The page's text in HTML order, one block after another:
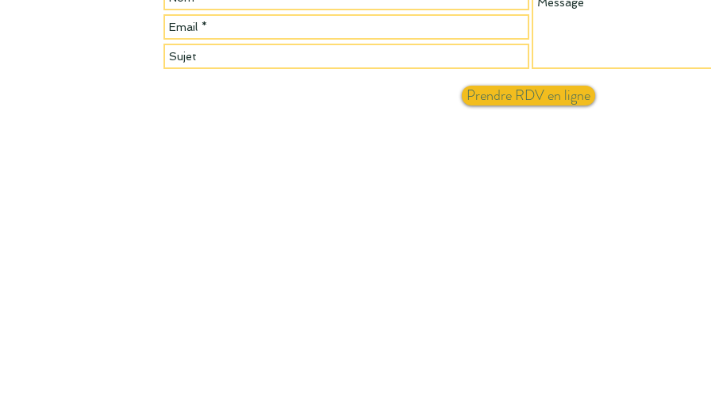
Prendre RDV en ligne